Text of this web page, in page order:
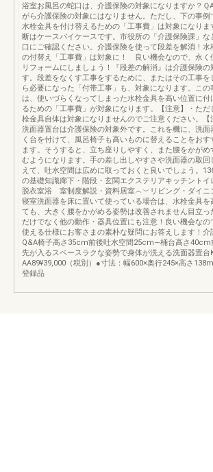
浴室お風呂の蛇口は、介護保険の対象になりますか？Ｑ
がら介護保険の対象にはなりません。ただし、下の事例
水栓金具を付け替えるための「工事費」は対象になりま
断はケースバイケースです。市役所の「介護保険課」な
口にご確認ください。介護保険を使って段差を解消！水
の付替え「工事費」は対象に！ 良い機会なので、永く
リフォームにしましょう！『段差の解消』は介護保険の
す。段差をなくす工事をするために、またはその工事を
ら必要になった「付帯工事」も、対象になります。この
は、使いづらくなってしまった水栓金具を高い位置に付
るための「工事費」が対象になります。【注意】・ただ
栓金具自体は対象になりませんのでご注意ください。【
洗面器置台は介護保険の対象外です。これを機に、洗面
く台を付けて、風呂椅子も高いものに替えることをおす
ます。そうすると、立ち座りしやすく、また腰をかがめ
むようになります。手の差し出しやすさや洗面器の取回
えて、吐水空間は広めに取っておくと良いでしょう。
の基礎知識廊下・階段・玄関エクステリアキッチントイ
脱衣室浴 室制度解説・資料居室︵︶リビング・ダイニ
寝室洗面器を床に置いて使っている場合は、水栓金具を
ても、大きく腰をかがめる姿勢は改善されません目立っ
だけでなく他の動作・器具位置にも注意！良い機会なの
使える仕様にお客さまの素朴な疑問にお答えします！介
Q&A椅子高さ35cm前後吐水空間25cm∼桶台高さ40cm
先が入るスペースラクな姿勢で身体が洗える洗面器置台
AA89¥39,000（税別）●寸法：幅600×奥行245×高さ
登録品